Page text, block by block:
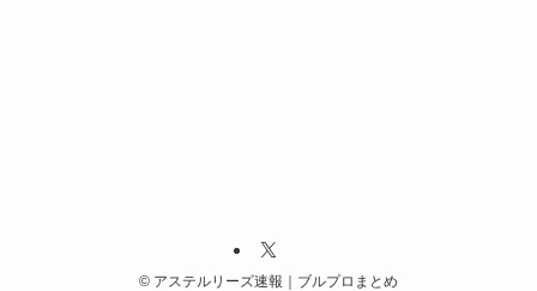
© アステルリーズ速報｜ブルプロまとめ